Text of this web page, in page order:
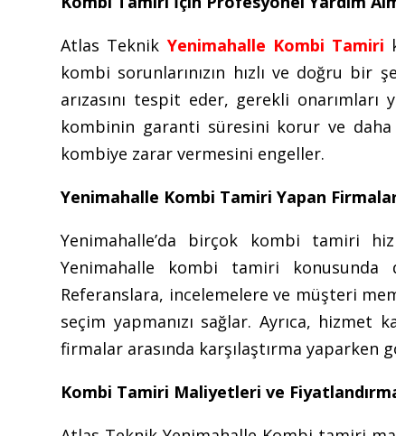
Atlas Teknik Yenimahalle Kombi Tamiri
kombi sorunlarınızın hızlı ve doğru bir
arızasını tespit eder, gerekli
kombinin garanti süresini korur ve daha
kombiye zarar vermesini engeller.
Yenimahalle Kombi Tamiri Yapan
Yenimahalle’da birçok kombi tamiri
Yenimahalle kombi tamiri
Referanslara, incelemelere ve müşteri
seçim yapmanızı sağlar. Ayrıca,
firmalar arasında karşılaştırma yaparken
Kombi Tamiri Maliyetleri ve